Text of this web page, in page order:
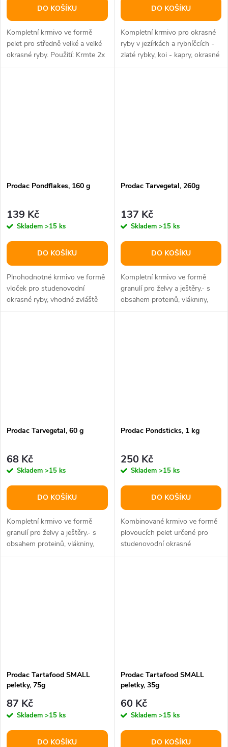
DO KOŠÍKU
Kompletní krmivo ve formě
pelet pro středně velké a velké
okrasné ryby. Použití: Krmte 2x
až 3x denně, a to pouze...
DO KOŠÍKU
Kompletní krmivo pro okrasné
ryby v jezírkách a rybníčcích -
zlaté rybky, koi - kapry, okrasné
karasy apod.Krmivo je...
Prodac Pondflakes, 160 g
139 Kč
Skladem >15 ks
DO KOŠÍKU
Plnohodnotné krmivo ve formě
vloček pro studenovodní
okrasné ryby, vhodné zvláště
pro ryby kaprovité a...
Prodac Tarvegetal, 260g
137 Kč
Skladem >15 ks
DO KOŠÍKU
Kompletní krmivo ve formě
granulí pro želvy a ještěry.- s
obsahem proteinů, vlákniny,
vápníku a fosforuBalení: 260g...
Prodac Tarvegetal, 60 g
68 Kč
Skladem >15 ks
DO KOŠÍKU
Kompletní krmivo ve formě
granulí pro želvy a ještěry.- s
obsahem proteinů, vlákniny,
vápníku a fosforuBalení: 60g...
Prodac Pondsticks, 1 kg
250 Kč
Skladem >15 ks
DO KOŠÍKU
Kombinované krmivo ve formě
plovoucích pelet určené pro
studenovodní okrasné
ryby.Vhodné zvláště pro střední
Prodac Tartafood SMALL
peletky, 75g
87 Kč
Skladem >15 ks
DO KOŠÍKU
Prodac Tartafood SMALL
peletky, 35g
60 Kč
Skladem >15 ks
DO KOŠÍKU